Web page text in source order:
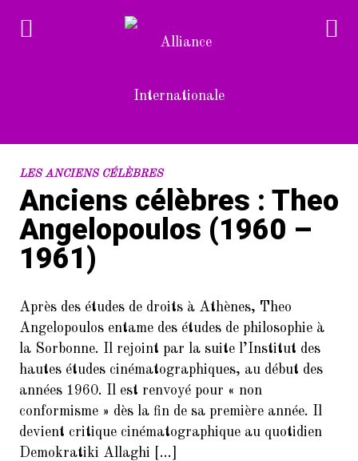
RECENT POSTS
1.
Devenez bénévole à l’Alliance
Internationale
L’Alliance Internationale au
Forum des associations du 14è
(samedi 10/9/2022)
3.
Dans le cadre de la Semaine de la
langue française et de la
Francophonie
4.
FORUM DES ASSOCIATIONS DU
14 SEPTEMBRE 2024 PARIS
75014
LES ANCIENS CÉLÈBRES
Anciens célèbres : Theo
Angelopoulos (1960 –
1961)
Après des études de droits à Athènes, Theo
Angelopoulos entame des études de philosophie à
la Sorbonne. Il rejoint par la suite l’Institut des
hautes études cinématographiques, au début des
années 1960. Il est renvoyé pour « non
conformisme » dès la fin de sa première année. Il
devient critique cinématographique au quotidien
Demokratiki Allaghi […]